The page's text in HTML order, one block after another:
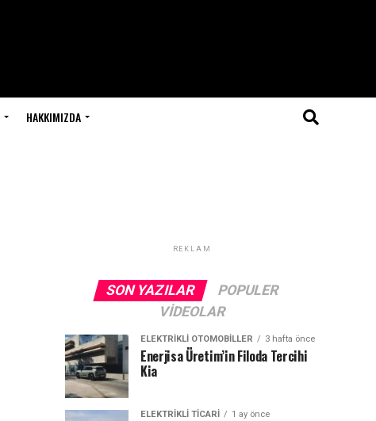
HAKKIMIZDA
REKLAM
SON YAZILAR
POPULER
VIDEOLAR
ELEKTRIKLI OTOMOBILLER 3 hafta önce
Enerjisa Üretim’in Filoda Tercihi
Kia
ELEKTRIKLI TICARI 1 ay önce